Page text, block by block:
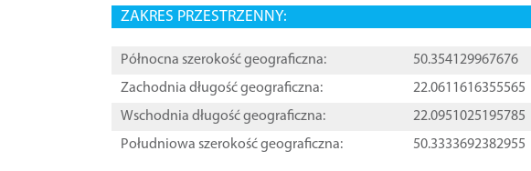
ZAKRES PRZESTRZENNY:
Północna szerokość geograficzna:
50.354129967676
Zachodnia długość geograficzna:
22.0611616355565
Wschodnia długość geograficzna:
22.0951025195785
Południowa szerokość geograficzna:
50.3333692382955